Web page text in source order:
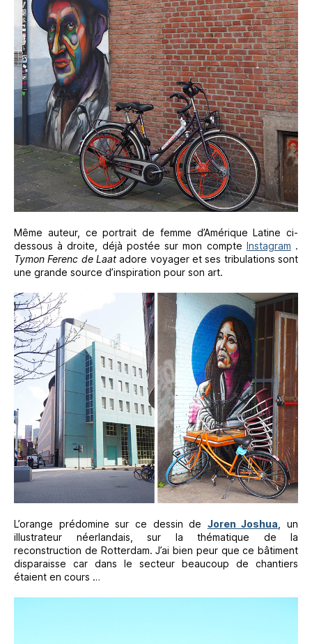
Même auteur, ce portrait de femme d’Amérique Latine ci-
dessous à droite, déjà postée sur mon compte Instagram .
Tymon Ferenc de Laat adore voyager et ses tribulations sont
une grande source d’inspiration pour son art.
L’orange prédomine sur ce dessin de Joren Joshua , un
illustrateur néerlandais, sur la thématique de la
reconstruction de Rotterdam. J’ai bien peur que ce bâtiment
disparaisse car dans le secteur beaucoup de chantiers
étaient en cours …